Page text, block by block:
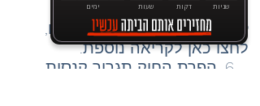
לפירעון צ'קיםעל ידי הבנקים,
לחצו כאן לקריאה נוספת.
6. הפרת החוק תגרור קנסות
ימים שעות דקות שניות